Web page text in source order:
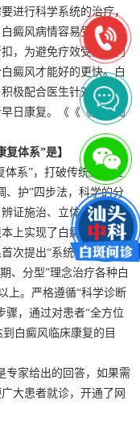
进行科学系统的治疗，
癜风病情容易受到各种
，为避免疗效受到不利
癜风才能好的更快。白
极配合医生针对自己的
日康复。《《《推荐阅
体系”是】
体系”，打破传统意义上
、护”四步法，科学的分
证施治、立体治疗，以
上实现了白癜风难治问
次提出“系统化、规范
、分型”理念治疗各种白
上。严格遵循“科学诊断
，通过对患者“全方位
白癜风临床康复的目
专家给出的回答，如果需
大患者就诊，开通了网